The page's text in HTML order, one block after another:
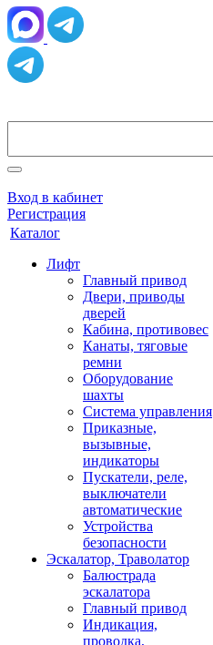
Вход в кабинет
Регистрация
Каталог
Лифт
Главный привод
Двери, приводы
дверей
Кабина, противовес
Канаты, тяговые
ремни
Оборудование
шахты
Система управления
Приказные,
вызывные,
индикаторы
Пускатели, реле,
выключатели
автоматические
Устройства
безопасности
Эскалатор, Траволатор
Балюстрада
эскалатора
Главный привод
Индикация,
проводка,